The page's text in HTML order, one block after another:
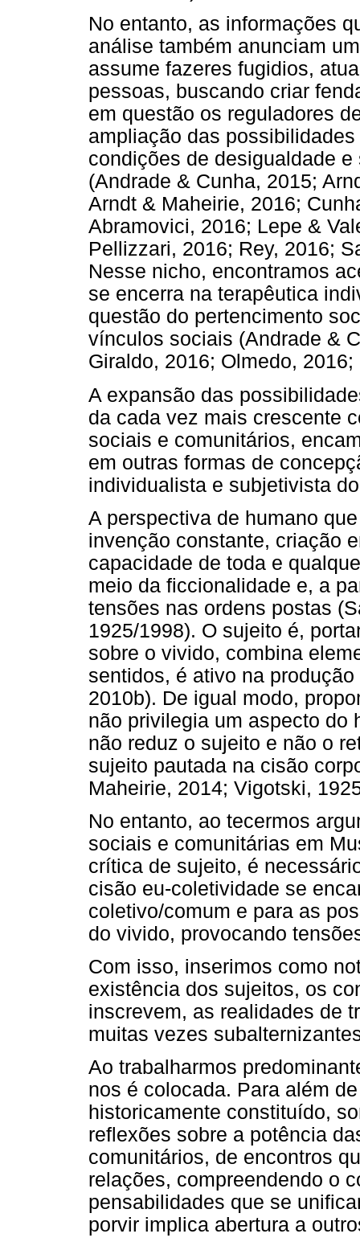
No entanto, as informações
análise também anunciam
assume fazeres fugidios,
pessoas, buscando criar
em questão os reguladores
ampliação das
condições de desigualdade
(Andrade & Cunha, 2015;
Arndt & Maheirie, 2016;
Abramovici, 2016; Lepe &
Pellizzari, 2016; Rey, 2016;
Nesse nicho, encontramos
se encerra na terapêutica
questão do pertencimento
vínculos sociais (Andrade &
Giraldo, 2016; Olmedo,
A expansão das
da cada vez mais crescente
sociais e comunitários,
em outras formas de
individualista e subjetivista
A perspectiva de humano
invenção constante, criação
capacidade de toda e
meio da ficcionalidade e, a
tensões nas ordens postas
1925/1998). O sujeito é,
sobre o vivido, combina
sentidos, é ativo na
2010b). De igual modo,
não privilegia um aspecto do
não reduz o sujeito e não o
sujeito pautada na cisão
Maheirie, 2014; Vigotski,
No entanto, ao tecermos
sociais e comunitárias em
crítica de sujeito, é
cisão eu-coletividade se
coletivo/comum e para as
do vivido, provocando
Com isso, inserimos como
existência dos sujeitos, os
inscrevem, as realidades de
muitas vezes
Ao trabalharmos
nos é colocada. Para além
historicamente constituído,
reflexões sobre a potência
comunitários, de encontros
relações, compreendendo o
pensabilidades que se
porvir implica abertura a